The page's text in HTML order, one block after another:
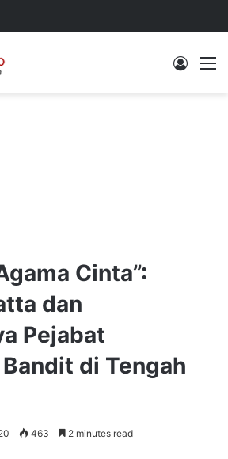
Log In
Cinta”:
dan
Pejabat
di Tengah
463 2 minutes read